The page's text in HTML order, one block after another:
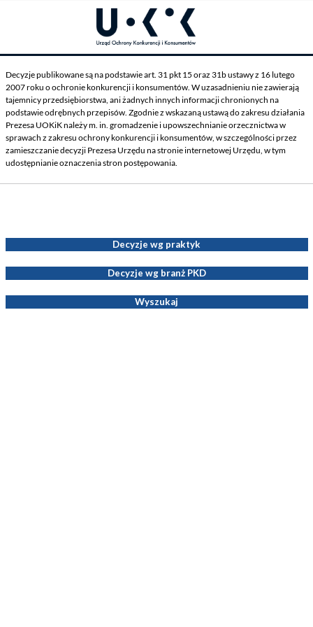
Decyzje publikowane są na podstawie art. 31 pkt 15 oraz 31b ustawy z 16 lutego
2007 roku o ochronie konkurencji i konsumentów. W uzasadnieniu nie zawierają
tajemnicy przedsiębiorstwa, ani żadnych innych informacji chronionych na
podstawie odrębnych przepisów. Zgodnie z wskazaną ustawą do zakresu działania
Prezesa UOKiK należy m. in. gromadzenie i upowszechnianie orzecznictwa w
sprawach z zakresu ochrony konkurencji i konsumentów, w szczególności przez
zamieszczanie decyzji Prezesa Urzędu na stronie internetowej Urzędu, w tym
udostępnianie oznaczenia stron postępowania.
Decyzje wg praktyk
Decyzje wg branż PKD
Wyszukaj